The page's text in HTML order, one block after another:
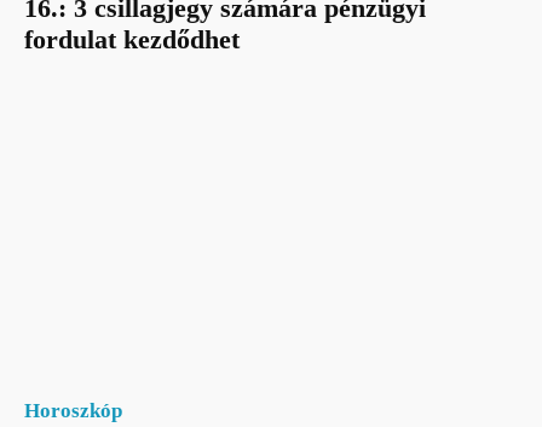
16.: 3 csillagjegy számára pénzügyi
fordulat kezdődhet
Horoszkóp